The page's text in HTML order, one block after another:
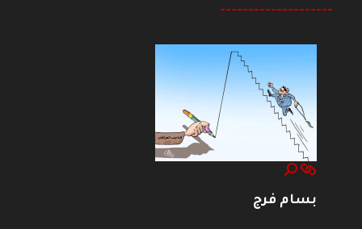
--------------------
بسام فرج